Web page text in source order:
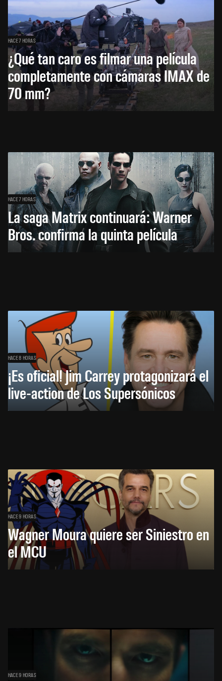
HACE 7 HORAS
¿Qué tan caro es filmar una película
completamente con cámaras IMAX de
70 mm?
HACE 7 HORAS
La saga Matrix continuará: Warner
Bros. confirma la quinta película
HACE 8 HORAS
¡Es oficial! Jim Carrey protagonizará el
live-action de Los Supersónicos
HACE 9 HORAS
Wagner Moura quiere ser Siniestro en
el MCU
HACE 9 HORAS